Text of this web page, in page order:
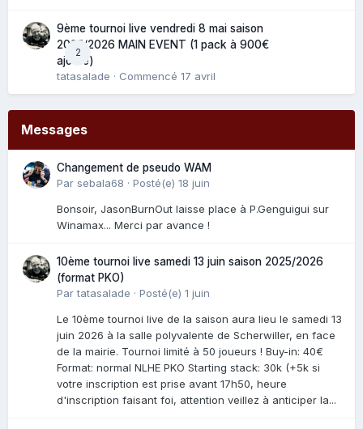
2
9ème tournoi live vendredi 8 mai saison
2025/2026 MAIN EVENT (1 pack à 900€
ajouté)
tatasalade · Commencé 17 avril
Messages
Changement de pseudo WAM
Par sebala68 · Posté(e) 18 juin
Bonsoir, JasonBurnOut laisse place à P.Genguigui sur
Winamax... Merci par avance !
10ème tournoi live samedi 13 juin saison 2025/2026
(format PKO)
Partatasalade · Posté(e) 1 juin
Le 10ème tournoi live de la saison aura lieu le samedi 13
juin 2026 à la salle polyvalente de Scherwiller, en face
de la mairie. Tournoi limité à 50 joueurs ! Buy-in: 40€
Format: normal NLHE PKO Starting stack: 30k (+5k si
votre inscription est prise avant 17h50, heure
d'inscription faisant foi, attention veillez à anticiper la...